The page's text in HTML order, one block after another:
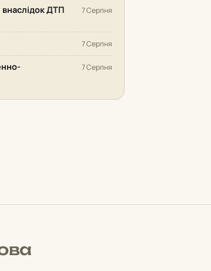
внаслідок ДТП
7 Серпня
7 Серпня
7 Серпня